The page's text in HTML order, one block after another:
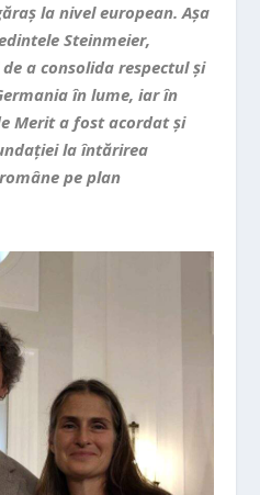
la nivel european. Așa
Steinmeier,
a consolida respectul și
în lume, iar în
Merit a fost acordat și
la întărirea
pe plan